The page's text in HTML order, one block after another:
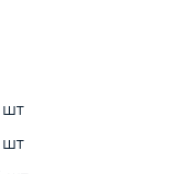
шт
шт